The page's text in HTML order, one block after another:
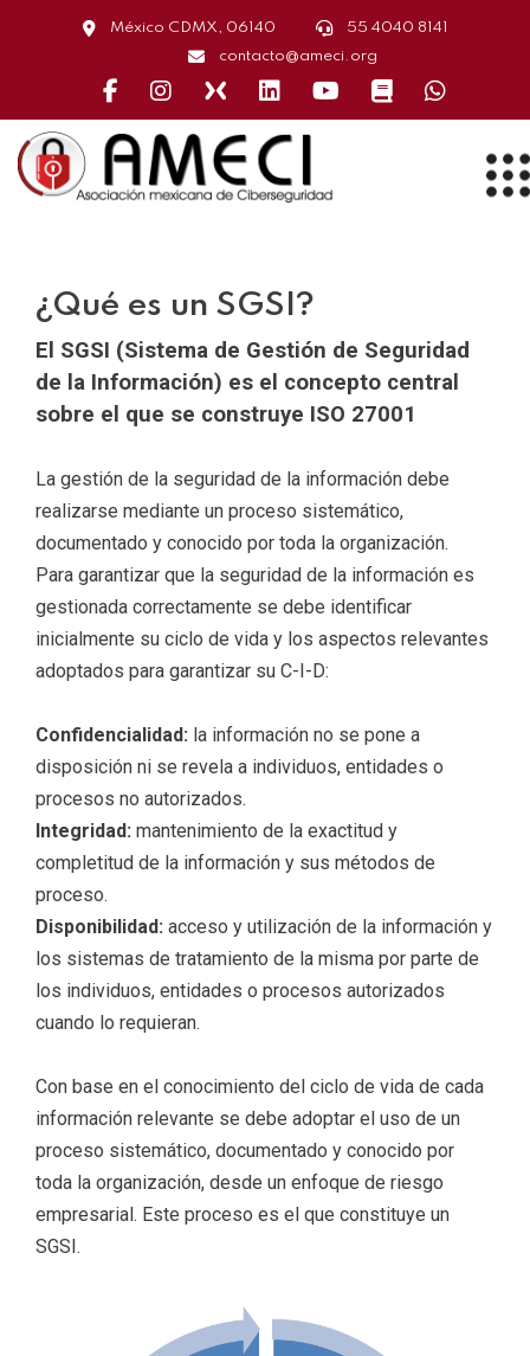
México CDMX, 06140
55 4040 8141
contacto@ameci.org
Faceinstagram
X linkedinyoutubecapacitación
¿Qué es un SGSI?
El SGSI (Sistema de Gestión de Seguridad
de la Información) es el concepto central
sobre el que se construye ISO 27001
La gestión de la seguridad de la información debe
realizarse mediante un proceso sistemático,
documentado y conocido por toda la organización.
Para garantizar que la seguridad de la información es
gestionada correctamente se debe identificar
inicialmente su ciclo de vida y los aspectos relevantes
adoptados para garantizar su C-I-D:
Confidencialidad: la información no se pone a
disposición ni se revela a individuos, entidades o
procesos no autorizados.
Integridad: mantenimiento de la exactitud y
completitud de la información y sus métodos de
proceso.
Disponibilidad: acceso y utilización de la información y
los sistemas de tratamiento de la misma por parte de
los individuos, entidades o procesos autorizados
cuando lo requieran.
Con base en el conocimiento del ciclo de vida de cada
información relevante se debe adoptar el uso de un
proceso sistemático, documentado y conocido por
toda la organización, desde un enfoque de riesgo
empresarial. Este proceso es el que constituye un
SGSI.